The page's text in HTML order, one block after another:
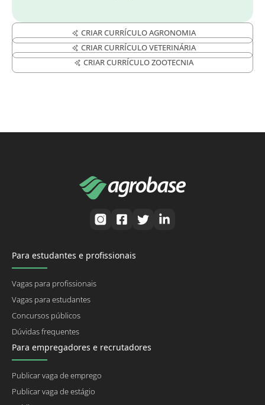
CRIAR CURRÍCULO AGRONOMIA
CRIAR CURRÍCULO VETERINÁRIA
CRIAR CURRÍCULO ZOOTECNIA
Para estudantes e profissionais
Vagas para profissionais
Vagas para estudantes
Concursos públicos
Dúvidas frequentes
Para empregadores e recrutadores
Publicar vaga de emprego
Publicar vaga de estágio